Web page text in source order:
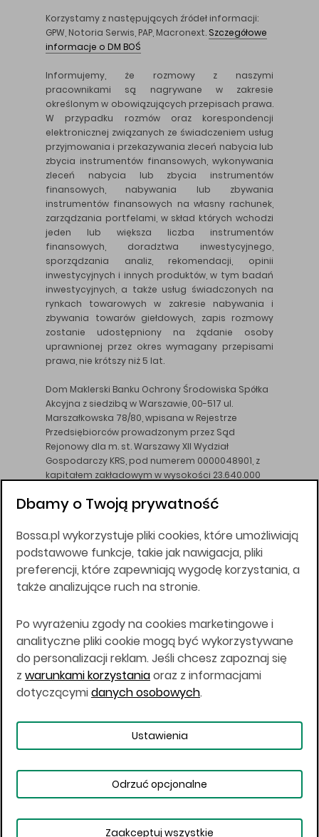
Korzystamy z następujących źródeł informacji:
GPW, Notoria Serwis, PAP, Macronext. Szczegółowe
informacje o DM BOŚ
Informujemy, że rozmowy z naszymi
pracownikami są nagrywane w zakresie
określonym w obowiązujących przepisach prawa.
W przypadku rozmów oraz korespondencji
elektronicznej związanych ze świadczeniem usług
przyjmowania i przekazywania zleceń nabycia lub
zbycia instrumentów finansowych, wykonywania
zleceń nabycia lub zbycia instrumentów
finansowych, nabywania lub zbywania
instrumentów finansowych na własny rachunek,
zarządzania portfelami, w skład których wchodzi
jeden lub większa liczba instrumentów
finansowych, doradztwa inwestycyjnego,
sporządzania analiz, rekomendacji, opinii
inwestycyjnych i innych produktów, w tym badań
inwestycyjnych, a także usług świadczonych na
rynkach towarowych w zakresie nabywania i
zbywania towarów giełdowych, zapis rozmowy
zostanie udostępniony na żądanie osoby
uprawnionej przez okres wymagany przepisami
prawa, nie krótszy niż 5 lat.
Dom Maklerski Banku Ochrony Środowiska Spółka
Akcyjna z siedzibą w Warszawie, 00-517 ul.
Marszałkowska 78/80, wpisana w Rejestrze
Przedsiębiorców prowadzonym przez Sąd
Rejonowy dla m. st. Warszawy XII Wydział
Gospodarczy KRS, pod numerem 0000048901, z
kapitałem zakładowym w wysokości 23.640.000
DM BOŚ działa na podstawie zezwolenia KNF z dnia
Wszelkie informacje na niniejszej stronie w tym
informacje o produktach inwestycyjnych nie są
kierowane do osób mających miejsce
zamieszkania lub pobytu w Stanach
Japonii, ani w dowolnej innej jurysdykcji, w której
taki materiał byłby sprzeczny z prawem lub w
których zgodne z prawem nabycie produktów
inwestycyjnych nie jest możliwe lub w której nie
jest możliwe złożenie oferty. Prawa obowiązujące
w danej jurysdykcji określają, czy jest możliwe
nabycie poszczególnych produktów
Copyright © 2026 BOŚ | BOSSA.PL
Warunki korzystania
Dane osobowe
Dbamy o Twoją prywatność
Bossa.pl wykorzystuje pliki cookies, które umożliwiają
podstawowe funkcje, takie jak nawigacja, pliki
preferencji, które zapewniają wygodę korzystania, a
także analizujące ruch na stronie.
Po wyrażeniu zgody na cookies marketingowe i
analityczne pliki cookie mogą być wykorzystywane
do personalizacji reklam. Jeśli chcesz zapoznaj się
z warunkami korzystaniaoraz z informacjami
dotyczącymidanych osobowych.
Ustawienia
Odrzuć opcjonalne
Zaakceptuj wszystkie